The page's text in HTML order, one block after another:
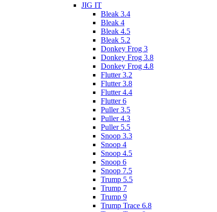
JIG IT
Bleak 3.4
Bleak 4
Bleak 4.5
Bleak 5.2
Donkey Frog 3
Donkey Frog 3.8
Donkey Frog 4.8
Flutter 3.2
Flutter 3.8
Flutter 4.4
Flutter 6
Puller 3.5
Puller 4.3
Puller 5.5
Snoop 3.3
Snoop 4
Snoop 4.5
Snoop 6
Snoop 7.5
Trump 5.5
Trump 7
Trump 9
Trump Trace 6.8